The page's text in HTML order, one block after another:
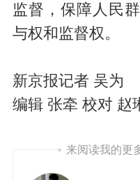
监督，保障人民
与权和监督权。
新京报记者 吴为
编辑 张牵 校对 赵
来阅读我的更